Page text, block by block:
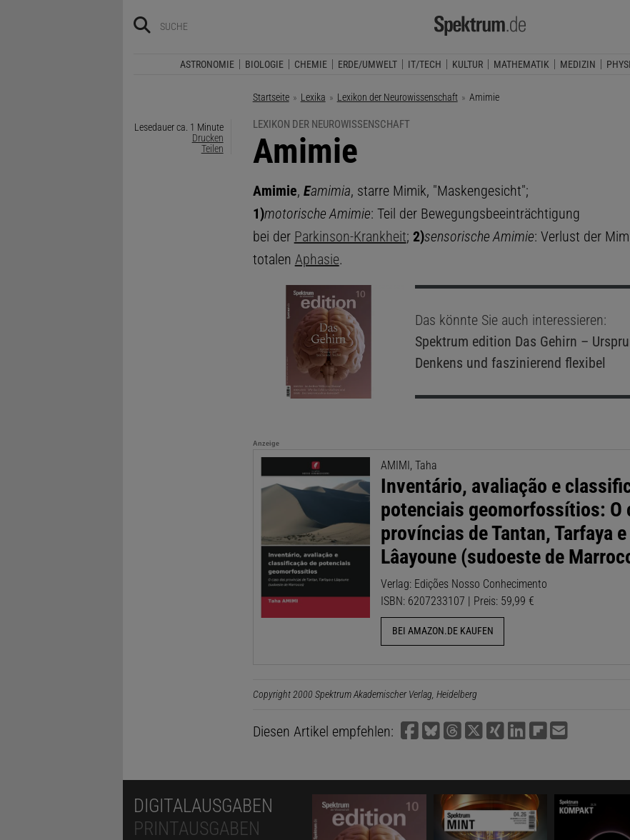
ASTRONOMIE BIOLOGIE CHEMIE ERDE/UMWELT IT/TECH KULTUR MATHEMATIK MEDIZIN
Startseite Lexika Lexikon der Neurowissenschaft Aktuelle Seite:
Amimie
Lesedauer ca. 1 Minute
Drucken
Teilen
LEXIKON DER NEUROWISSENSCHAFT
:
Amimie
Amimie, Eamimia, starre Mimik, "Maskengesicht";
1)motorische Amimie: Teil der Bewegungsbeeinträchtigung
bei der Parkinson-Krankheit; 2)sensorische Amimie: Verlust der
totalen Aphasie.
Das könnte Sie auch interessieren:
Spektrum edition Das Gehirn –
Denkens und faszinierend flexibel
Anzeige
AMIMI, Taha
Inventário, avaliação e
potenciais geomorfossítios: O
províncias de Tantan, Tarfaya e
Lâayoune (sudoeste de
Verlag: Edições Nosso Conhecimento
ISBN: 6207233107 | Preis: 59,99 €
BEI AMAZON.DE KAUFEN
Copyright 2000 Spektrum Akademischer Verlag, Heidelberg
Diesen Artikel empfehlen:
DIGITALAUSGABEN
PRINTAUSGABEN